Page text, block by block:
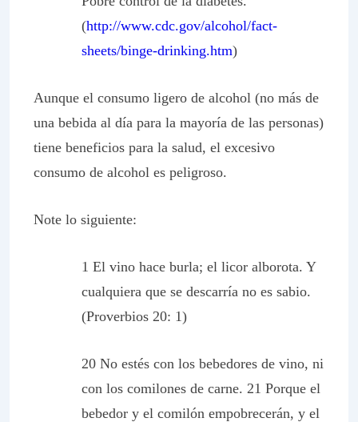
(http://www.cdc.gov/alcohol/fact-
sheets/binge-drinking.htm)
Aunque el consumo ligero de alcohol (no más de
una bebida al día para la mayoría de las personas)
tiene beneficios para la salud, el excesivo
consumo de alcohol es peligroso.
Note lo siguiente:
1 El vino hace burla; el licor alborota. Y
cualquiera que se descarría no es sabio.
(Proverbios 20: 1)
20 No estés con los bebedores de vino, ni
con los comilones de carne. 21 Porque el
bebedor y el comilón empobrecerán, y el